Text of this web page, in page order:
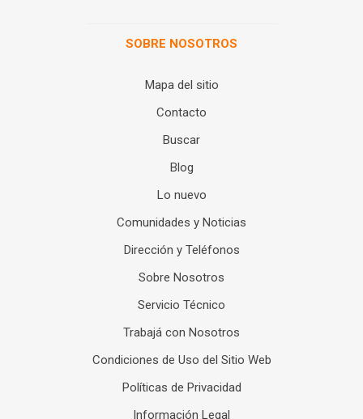
SOBRE NOSOTROS
Mapa del sitio
Contacto
Buscar
Blog
Lo nuevo
Comunidades y Noticias
Dirección y Teléfonos
Sobre Nosotros
Servicio Técnico
Trabajá con Nosotros
Condiciones de Uso del Sitio Web
Políticas de Privacidad
Información Legal